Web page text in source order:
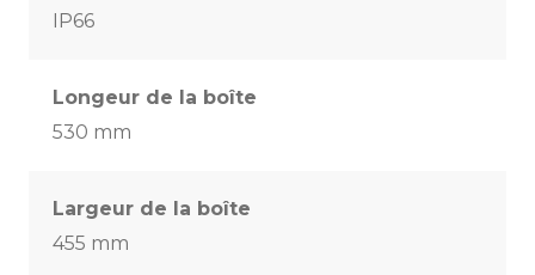
IP66
Longeur de la boîte
530 mm
Largeur de la boîte
455 mm